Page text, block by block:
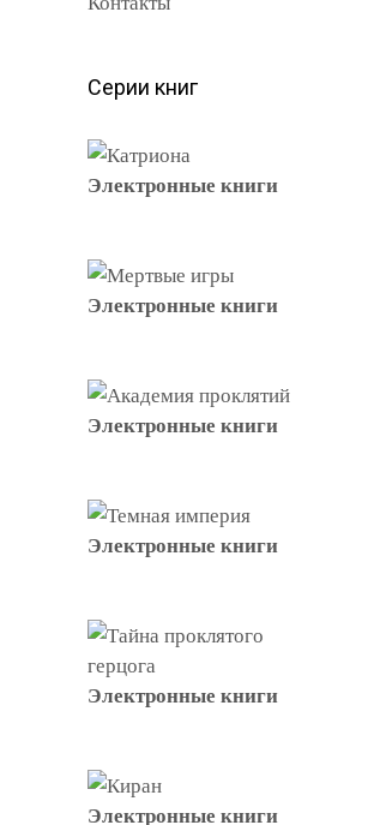
Серии книг
Электронные книги
Электронные книги
Электронные книги
Электронные книги
Электронные книги
Электронные книги